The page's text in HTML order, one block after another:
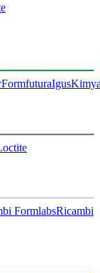
FormfuturaIgus
FormlabsRicambi